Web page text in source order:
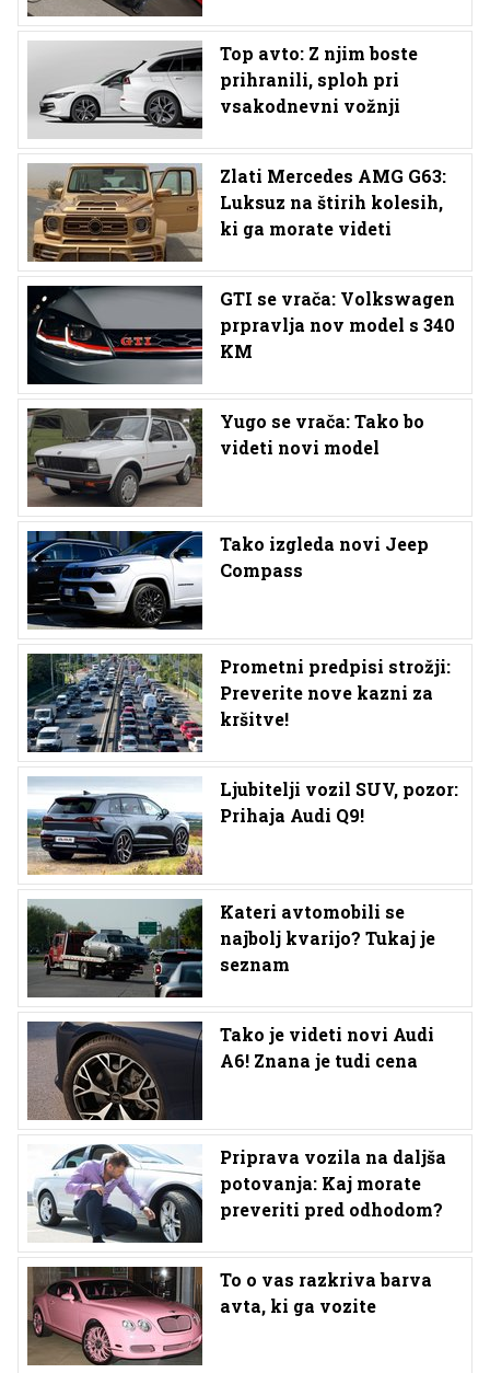
Top avto: Z njim boste
prihranili, sploh pri
vsakodnevni vožnji
Zlati Mercedes AMG G63:
Luksuz na štirih kolesih,
ki ga morate videti
GTI se vrača: Volkswagen
prpravlja nov model s 340
KM
Yugo se vrača: Tako bo
videti novi model
Tako izgleda novi Jeep
Compass
Prometni predpisi strožji:
Preverite nove kazni za
kršitve!
Ljubitelji vozil SUV, pozor:
Prihaja Audi Q9!
Kateri avtomobili se
najbolj kvarijo? Tukaj je
seznam
Tako je videti novi Audi
A6! Znana je tudi cena
Priprava vozila na daljša
potovanja: Kaj morate
preveriti pred odhodom?
To o vas razkriva barva
avta, ki ga vozite